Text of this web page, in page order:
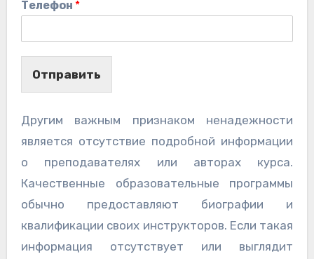
Телефон *
Отправить
Другим важным признаком ненадежности
является отсутствие подробной информации
о преподавателях или авторах курса.
Качественные образовательные программы
обычно предоставляют биографии и
квалификации своих инструкторов. Если такая
информация отсутствует или выглядит